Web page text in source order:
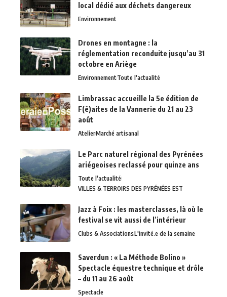
local dédié aux déchets dangereux
Environnement
Drones en montagne : la
réglementation reconduite jusqu’au 31
octobre en Ariège
EnvironnementToute l'actualité
Limbrassac accueille la 5e édition de
F(ê)aites de la Vannerie du 21 au 23
août
AtelierMarché artisanal
Le Parc naturel régional des Pyrénées
ariégeoises reclassé pour quinze ans
Toute l'actualité
VILLES & TERROIRS DES PYRÉNÉES EST
Jazz à Foix : les masterclasses, là où le
festival se vit aussi de l’intérieur
Clubs & AssociationsL'invité.e de la semaine
Saverdun : « La Méthode Bolino »
Spectacle équestre technique et drôle
– du 11 au 26 août
Spectacle